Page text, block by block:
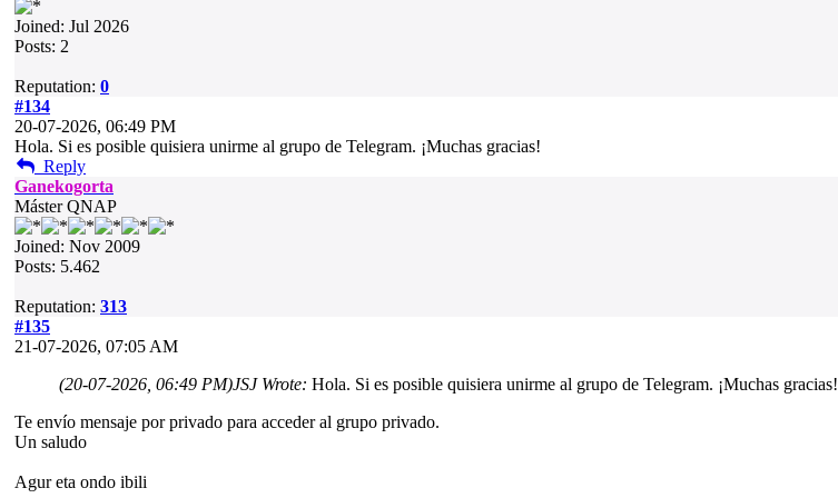
Joined: Jul 2026
Posts: 2
Reputation: 0
#134
20-07-2026, 06:49 PM
Hola. Si es posible quisiera unirme al grupo de Telegram. ¡Muchas gracias!
Reply
Ganekogorta
Máster QNAP
Joined: Nov 2009
Posts: 5.462
Reputation: 313
#135
21-07-2026, 07:05 AM
(20-07-2026, 06:49 PM)JSJ Wrote: Hola. Si es posible quisiera unirme al grupo de Telegram. ¡Muchas gracias!
Te envío mensaje por privado para acceder al grupo privado.
Un saludo
Agur eta ondo ibili